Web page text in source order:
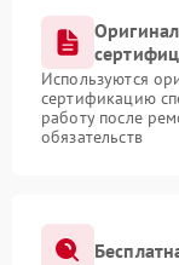
Используются
сертификацию
работу после
обязательств